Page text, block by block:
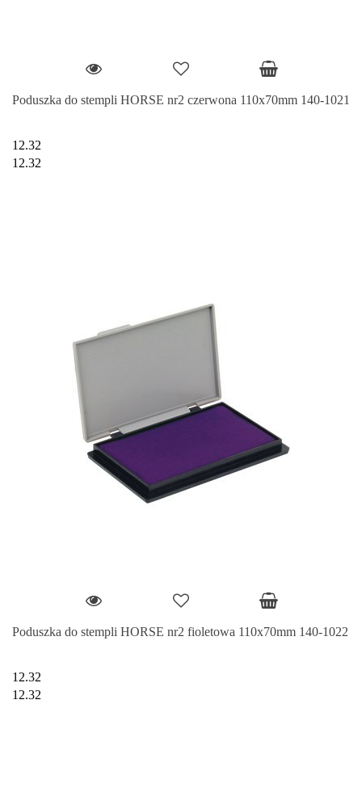
Poduszka do stempli HORSE nr2 czerwona 110x70mm 140-1021
12.32
12.32
Poduszka do stempli HORSE nr2 fioletowa 110x70mm 140-1022
12.32
12.32